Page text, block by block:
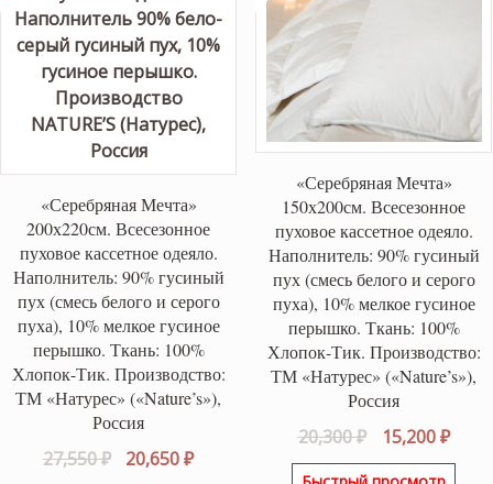
«Серебряная Мечта»
200х220см. Всесезонное
пуховое кассетное одеяло.
Наполнитель: 90% гусиный
пух (смесь белого и серого
пуха), 10% мелкое гусиное
перышко. Ткань: 100%
Хлопок-Тик. Производство:
ТМ «Натурес» («Nature’s»),
Россия
27,550₽
Первоначальная
20,650₽Текущая
«Серебряная Мечта»
150х200см. Всесезонное
пуховое кассетное одеяло.
Наполнитель: 90% гусиный
пух (смесь белого и серого
пуха), 10% мелкое гусиное
перышко. Ткань: 100%
Хлопок-Тик. Производство:
ТМ «Натурес» («Nature’s»),
Россия
20,300₽
цена
15,200₽